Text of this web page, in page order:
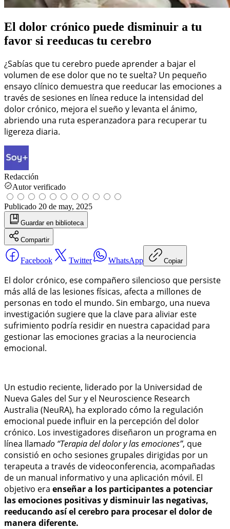
El dolor crónico puede disminuir a tu
favor si reeducas tu cerebro
¿Sabías que tu cerebro puede aprender a bajar el
volumen de ese dolor que no te suelta? Un pequeño
ensayo clínico demuestra que reeducar las emociones a
través de sesiones en línea reduce la intensidad del
dolor crónico, mejora el sueño y levanta el ánimo,
abriendo una ruta esperanzadora para recuperar tu
ligereza diaria.
Redacción
Autor verificado
Publicado 20 de may, 2025
Guardar en biblioteca
Compartir
Facebook Twitter WhatsApp Copiar
El dolor crónico, ese compañero silencioso que persiste
más allá de las lesiones físicas, afecta a millones de
personas en todo el mundo. Sin embargo, una nueva
investigación sugiere que la clave para aliviar este
sufrimiento podría residir en nuestra capacidad para
gestionar las emociones gracias a la neurociencia
emocional.
Un estudio reciente, liderado por la Universidad de
Nueva Gales del Sur y el Neuroscience Research
Australia (NeuRA), ha explorado cómo la regulación
emocional puede influir en la percepción del dolor
crónico. Los investigadores diseñaron un programa en
línea llamado “Terapia del dolor y las emociones”, que
consistió en ocho sesiones grupales dirigidas por un
terapeuta a través de videoconferencia, acompañadas
de un manual informativo y una aplicación móvil. El
objetivo era enseñar a los participantes a potenciar
las emociones positivas y disminuir las negativas,
reeducando así el cerebro para procesar el dolor de
manera diferente.